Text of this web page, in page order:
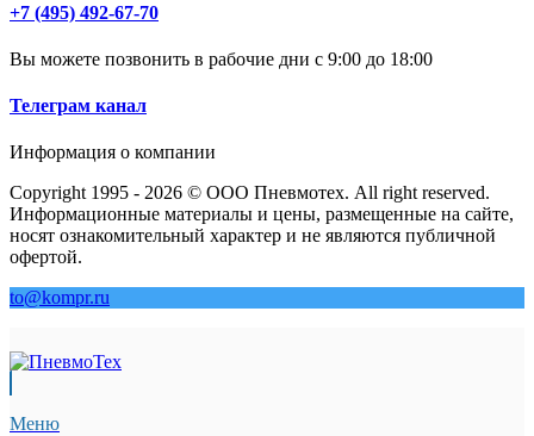
+7 (495) 492-67-70
Вы можете позвонить в рабочие дни с 9:00 до 18:00
Телеграм канал
Информация о компании
Copyright 1995 - 2026 © ООО Пневмотех. All right reserved.
Информационные материалы и цены, размещенные на сайте,
носят ознакомительный характер и не являются публичной
офертой.
to@kompr.ru
Меню